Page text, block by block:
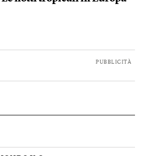
PUBBLICITÀ